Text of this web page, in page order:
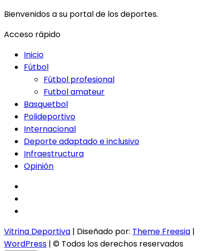
Bienvenidos a su portal de los deportes.
Acceso rápido
Inicio
Fútbol
Fútbol profesional
Futbol amateur
Basquetbol
Polideportivo
Internacional
Deporte adaptado e inclusivo
Infraestructura
Opinión
Vitrina Deportiva | Diseñado por: Theme Freesia |
WordPress | © Todos los derechos reservados